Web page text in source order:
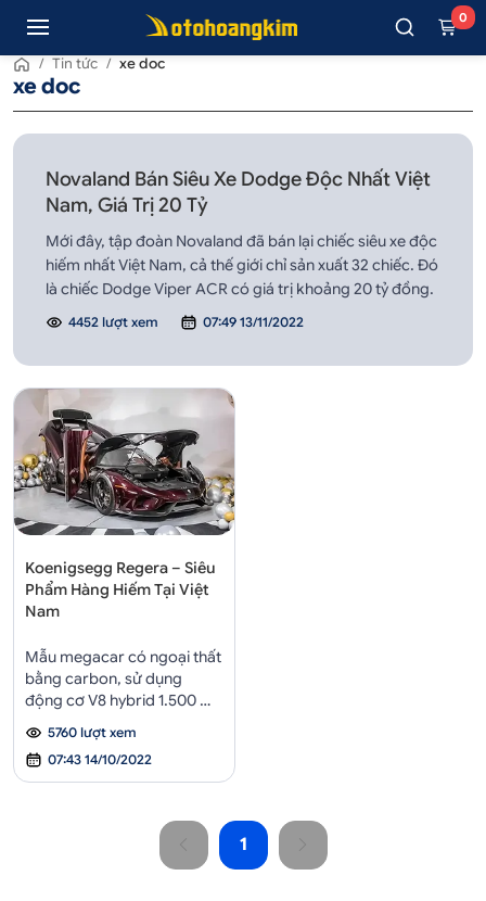
0
/ Tin tức / xe doc
xe doc
Novaland Bán Siêu Xe Dodge Độc Nhất Việt
Nam, Giá Trị 20 Tỷ
Mới đây, tập đoàn Novaland đã bán lại chiếc siêu xe độc
hiếm nhất Việt Nam, cả thế giới chỉ sản xuất 32 chiếc. Đó
là chiếc Dodge Viper ACR có giá trị khoảng 20 tỷ đồng.
4452 lượt xem 07:49 13/11/2022
Koenigsegg Regera – Siêu
Phẩm Hàng Hiếm Tại Việt
Nam
Mẫu megacar có ngoại thất
bằng carbon, sử dụng
động cơ V8 hybrid 1.500 mã
ở Việt Nam.
5760 lượt xem
07:43 14/10/2022
1